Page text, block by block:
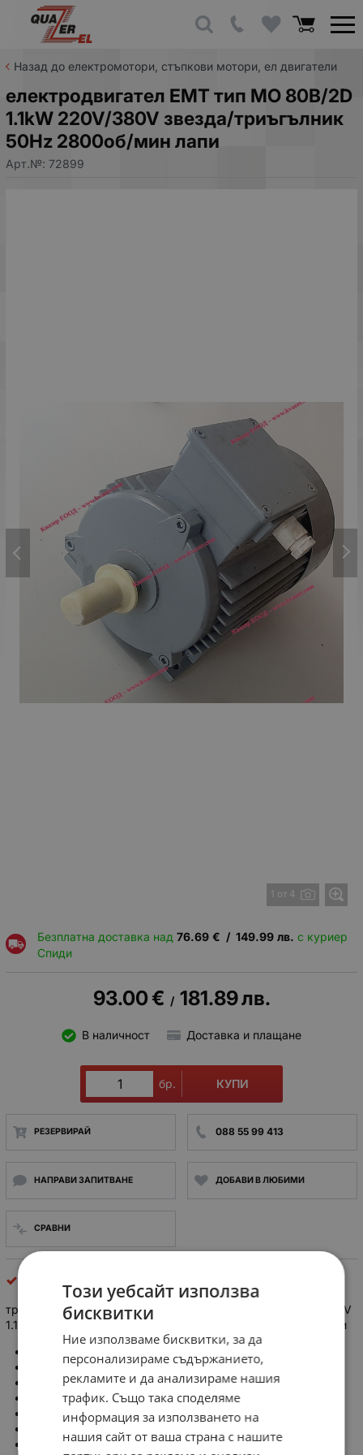
Назад до електромотори, стъпкови мотори, ел двигатели
електродвигател EMT тип MO 80B/2D
1.1kW 220V/380V звезда/триъгълник
50Hz 2800об/мин лапи
Арт.№: 72899
1 от 4
Безплатна доставка над 76.69 € / 149.99 лв. с куриер
Спиди
93.00€ / 181.89лв.
В наличност Доставка и плащане
бр. КУПИ
РЕЗЕРВИРАЙ 088 55 99 413
НАПРАВИ ЗАПИТВАНЕ ДОБАВИ В ЛЮБИМИ
СРАВНИ
трифазен електродвигател EMT MO 80B/2D 1.1kW 220V/380V
1.1kW 220V/380V звезда/триъгълник 50Hz 2850об/мин лапи
Номинална скорост: 2800об. / мин.
Мощност: 1100W
Напрежение и ток: 220V/380V 50Hz 4.7/2.7A
диаметър на вала - Ø19мм.
Монтаж: лапи и шпонка
Производител: EMT
Този уебсайт използва
бисквитки
Ние използваме бисквитки, за да
персонализираме съдържанието,
рекламите и да анализираме нашия
трафик. Също така споделяме
информация за използването на
нашия сайт от ваша страна с нашите